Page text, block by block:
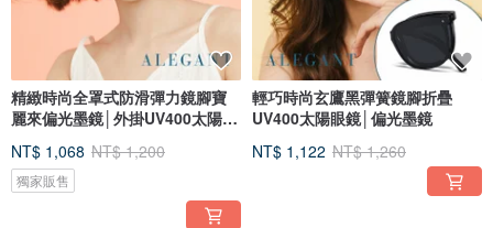
精緻時尚全罩式防滑彈力鏡腳寶
麗來偏光墨鏡│外掛UV400太陽眼
NT$ 1,068 NT$ 1,200
獨家販售
輕巧時尚玄鷹黑彈簧鏡腳折疊
UV400太陽眼鏡│偏光墨鏡
NT$ 1,122 NT$ 1,260